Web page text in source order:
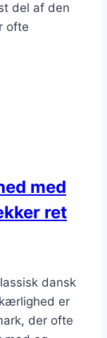
del af den
ofte
med
ret
dansk
er
der ofte